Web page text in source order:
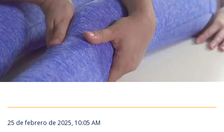
25 de febrero de 2025, 10:05 AM